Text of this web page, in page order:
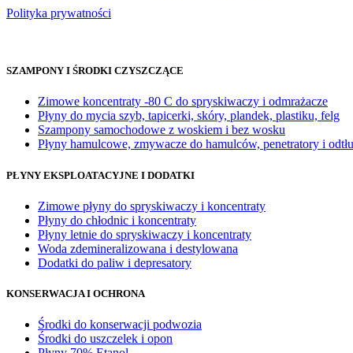
Polityka prywatności
SZAMPONY I ŚRODKI CZYSZCZĄCE
Zimowe koncentraty -80 C do spryskiwaczy i odmrażacze
Płyny do mycia szyb, tapicerki, skóry, plandek, plastiku, felg
Szampony samochodowe z woskiem i bez wosku
Płyny hamulcowe, zmywacze do hamulców, penetratory i
PŁYNY EKSPLOATACYJNE I DODATKI
Zimowe płyny do spryskiwaczy i koncentraty
Płyny do chłodnic i koncentraty
Płyny letnie do spryskiwaczy i koncentraty
Woda zdemineralizowana i destylowana
Dodatki do paliw i depresatory
KONSERWACJA I OCHRONA
Środki do konserwacji podwozia
Środki do uszczelek i opon